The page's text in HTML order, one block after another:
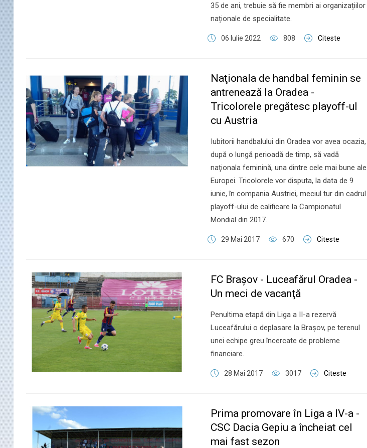
35 de ani, trebuie să fie membri ai organizațiilor
naționale de specialitate.
06 Iulie 2022 808 Citeste
Naţionala de handbal feminin se
antrenează la Oradea -
Tricolorele pregătesc playoff-ul
cu Austria
​Iubitorii handbalului din Oradea vor avea ocazia,
după o lungă perioadă de timp, să vadă
naţionala feminină, una dintre cele mai bune ale
Europei. Tricolorele vor disputa, la data de 9
iunie, în compania Austriei, meciul tur din cadrul
playoff-ului de calificare la Campionatul
Mondial din 2017.
29 Mai 2017 670 Citeste
FC Braşov - Luceafărul Oradea -
Un meci de vacanţă
Penultima etapă din Liga a II-a rezervă
Luceafărului o deplasare la Braşov, pe terenul
unei echipe greu încercate de probleme
financiare.
28 Mai 2017 3017 Citeste
Prima promovare în Liga a IV-a -
CSC Dacia Gepiu a încheiat cel
mai fast sezon